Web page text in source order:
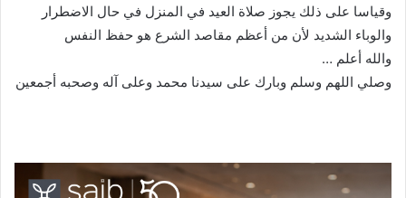
وقياسا على ذلك يجوز صلاة العيد في المنزل في حال الاضطرار
والوباء الشديد لأن من أعظم مقاصد الشرع هو حفظ النفس
والله أعلم …
وصلي اللهم وسلم وبارك على سيدنا محمد وعلى آله وصحبه أجمعين